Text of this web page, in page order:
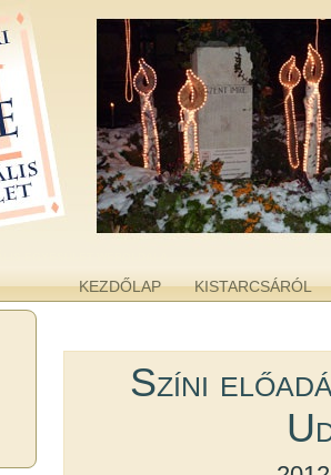
KEZDŐLAP KISTARCSÁRÓL
Színi